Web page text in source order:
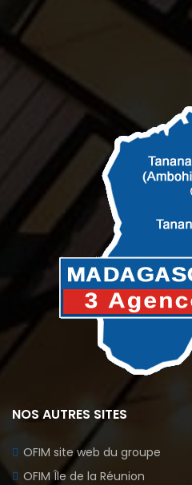
NOS AUTRES SITES
OFIM site web du groupe
OFIM Île de la Réunion